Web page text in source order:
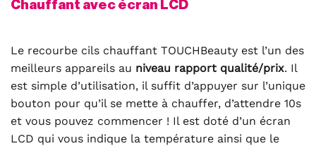
Chauffant avec écran LCD
Le recourbe cils chauffant TOUCHBeauty est l’un des
meilleurs appareils au niveau rapport qualité/prix. Il
est simple d’utilisation, il suffit d’appuyer sur l’unique
bouton pour qu’il se mette à chauffer, d’attendre 10s
et vous pouvez commencer ! Il est doté d’un écran
LCD qui vous indique la température ainsi que le